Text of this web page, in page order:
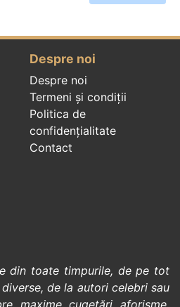
Despre noi
Despre noi
Termeni și condiții
Politica de
confidenţialitate
Contact
din toate timpurile, de pe tot
de la autori celebrisau
maxime,cugetări ,aforisme